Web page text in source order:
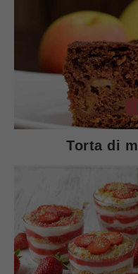
Torta di